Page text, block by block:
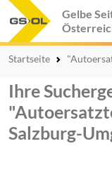
Gelbe
Startseite
Ihre
Salzburg-